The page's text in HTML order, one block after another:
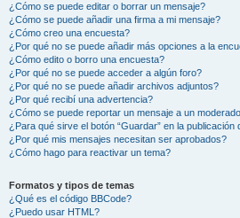
¿Cómo se puede editar o borrar un mensaje?
¿Cómo se puede añadir una firma a mi mensaje?
¿Cómo creo una encuesta?
¿Por qué no se puede añadir más opciones a la
¿Cómo edito o borro una encuesta?
¿Por qué no se puede acceder a algún foro?
¿Por qué no se puede añadir archivos adjuntos?
¿Por qué recibí una advertencia?
¿Cómo se puede reportar un mensaje a un
¿Para qué sirve el botón “Guardar” en la publicación
¿Por qué mis mensajes necesitan ser aprobados?
¿Cómo hago para reactivar un tema?
Formatos y tipos de temas
¿Qué es el código BBCode?
¿Puedo usar HTML?